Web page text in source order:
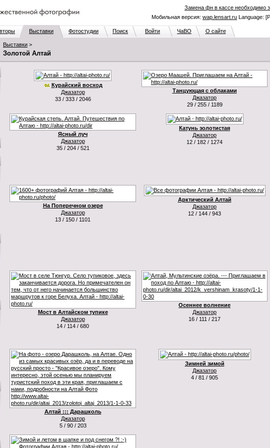
Замена фн в кассе необходимо
Мобильная версия: wap.lensart.ru Language:
Выставки Фотостудии Поиск Войти ЧаВО О сайте
Выставки >
Золотой Алтай
Курайский восход
Джазатор
33 / 333 / 2046
Танцующая с облаками
Джазатор
29 / 255 / 1189
Ясный луч
Джазатор
35 / 204 / 521
Катунь золотистая
Джазатор
12 / 182 / 1274
На Поперечном озере
Джазатор
13 / 150 / 1101
Арктический Алтай
Джазатор
12 / 144 / 943
Мост в Алтайском тупике
Джазатор
14 / 114 / 680
Осеннее волнение
Джазатор
16 / 111 / 217
Алтай ::: Дарашколь
Джазатор
5 / 90 / 203
Зимней зимой
Джазатор
4 / 81 / 905